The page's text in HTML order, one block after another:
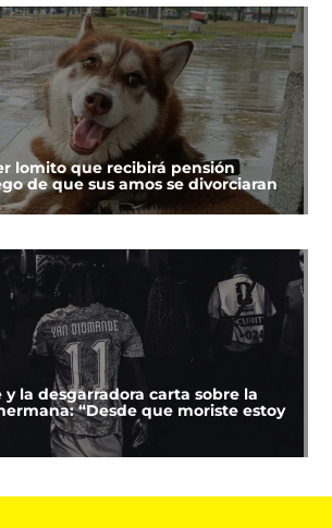
lomito que recibirá pensión
de que sus amos se divorciaran
y la desgarradora carta sobre la
“Desde que moriste estoy